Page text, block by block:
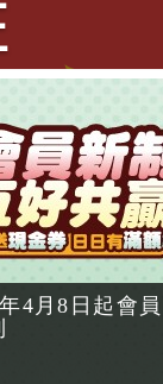
4月8日起會員